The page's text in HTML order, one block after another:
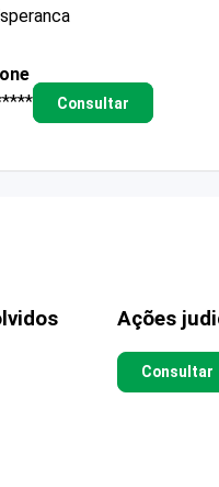
Consultar
Ações
Consultar